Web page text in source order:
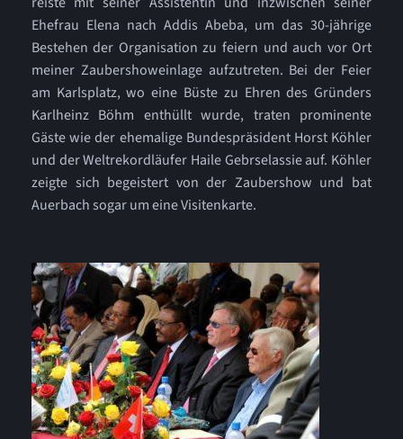
Ehefrau Elena nach Addis Abeba, um das 30-jährige
Bestehen der Organisation zu feiern und auch vor Ort
meiner Zaubershoweinlage aufzutreten. Bei der Feier
am Karlsplatz, wo eine Büste zu Ehren des Gründers
Karlheinz Böhm enthüllt wurde, traten prominente
Gäste wie der ehemalige Bundespräsident Horst Köhler
und der Weltrekordläufer Haile Gebrselassie auf. Köhler
zeigte sich begeistert von der Zaubershow und bat
Auerbach sogar um eine Visitenkarte.